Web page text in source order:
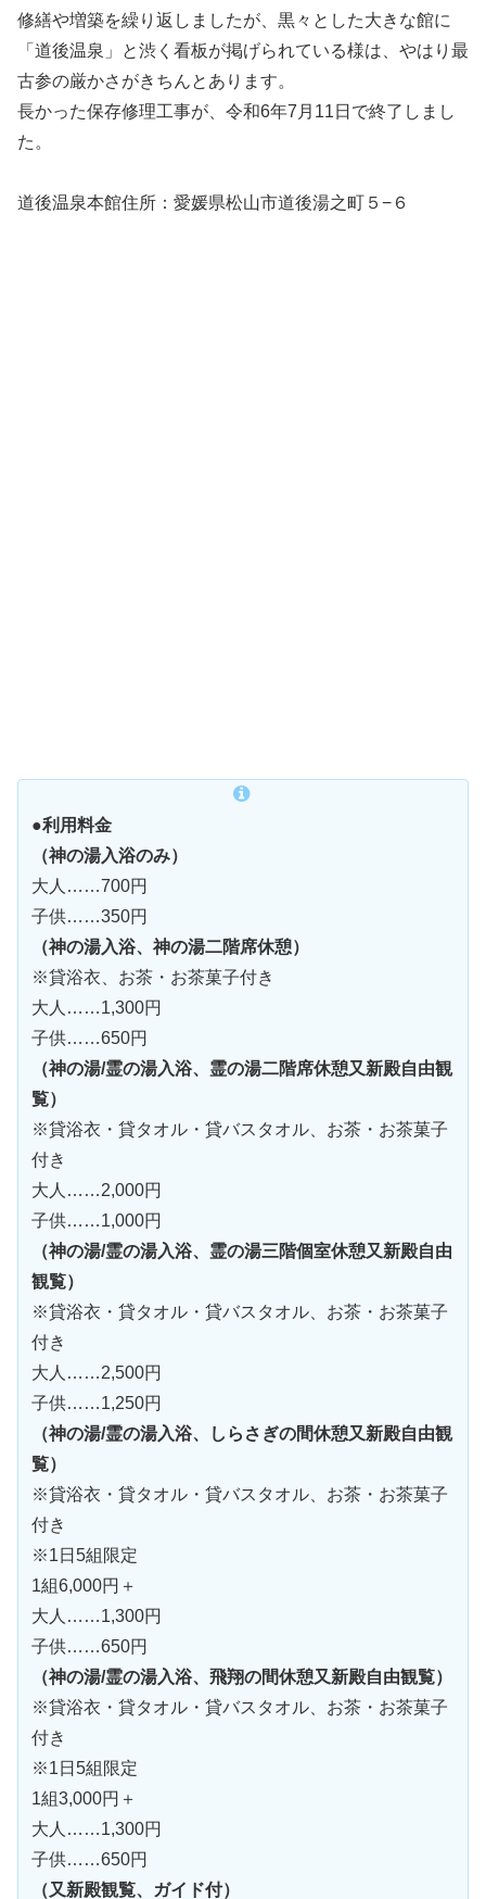
修繕や増築を繰り返しましたが、黒々とした大きな館に
「道後温泉」と渋く看板が掲げられている様は、やはり最
古参の厳かさがきちんとあります。
長かった保存修理工事が、令和6年7月11日で終了しまし
た。
道後温泉本館住所：愛媛県松山市道後湯之町５−６
●利用料金
（神の湯入浴のみ）
大人……700円
子供……350円
（神の湯入浴、神の湯二階席休憩）
※貸浴衣、お茶・お茶菓子付き
大人……1,300円
子供……650円
（神の湯/霊の湯入浴、霊の湯二階席休憩又新殿自由観
覧）
※貸浴衣・貸タオル・貸バスタオル、お茶・お茶菓子
付き
大人……2,000円
子供……1,000円
（神の湯/霊の湯入浴、霊の湯三階個室休憩又新殿自由
観覧）
※貸浴衣・貸タオル・貸バスタオル、お茶・お茶菓子
付き
大人……2,500円
子供……1,250円
（神の湯/霊の湯入浴、しらさぎの間休憩又新殿自由観
覧）
※貸浴衣・貸タオル・貸バスタオル、お茶・お茶菓子
付き
※1日5組限定
1組6,000円＋
大人……1,300円
子供……650円
（神の湯/霊の湯入浴、飛翔の間休憩又新殿自由観覧）
※貸浴衣・貸タオル・貸バスタオル、お茶・お茶菓子
付き
※1日5組限定
1組3,000円＋
大人……1,300円
子供……650円
（又新殿観覧、ガイド付）